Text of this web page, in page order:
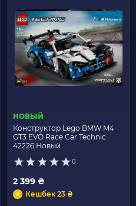
НОВЫЙ
Конструктор Lego BMW M4
GT3 EVO Race Car Technic
42226 Новый
0
2 399 ₴
Кешбек 23 ₴